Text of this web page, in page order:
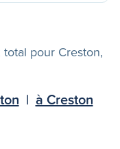
pour Creston,
| à Creston